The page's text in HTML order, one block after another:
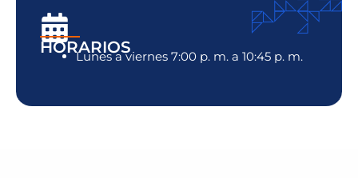
HORARIOS
Lunes a viernes 7:00 p. m. a 10:45 p. m.